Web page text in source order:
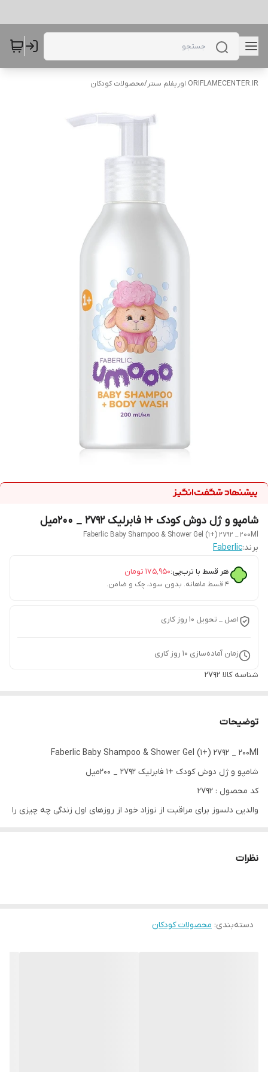
ORIFLAMECENTER.IR اوریفلم سنتر /محصولات کودکان
شامپو و ژل دوش کودک +1 فابرلیک 2792 _ 200میل
Faberlic Baby Shampoo & Shower Gel (1+) 2792 _ 200Ml
برند:Faberlic
هر قسط با ترب‌پی:۱۷۵٬۹۵۰ تومان
۴ قسط ماهانه. بدون سود، چک و ضامن.
اصل _ تحویل ۱۰ روز کاری
زمان آماده‌سازی 10 روز کاری
شناسه کالا 2792
توضیحات
Faberlic Baby Shampoo & Shower Gel (1+) 2792 _ 200Ml
شامپو و ژل دوش کودک +1 فابرلیک 2792 _ 200میل
کد محصول : 2792
والدین دلسوز برای مراقبت از نوزاد خود از روزهای اول زندگی چه چیزی را
حساسیت ، راحت ترین بافت ها ، همه اینها را درمحصولات مورد تایید
مناسب برای: کودکان بالای ۳ سال (طبق علامت روی بطری)
نظرات
دسته‌بندی: محصولات کودکان